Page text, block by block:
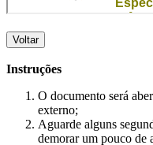
Voltar
Instruções
O documento será
externo;
Aguarde alguns
demorar um pouco de